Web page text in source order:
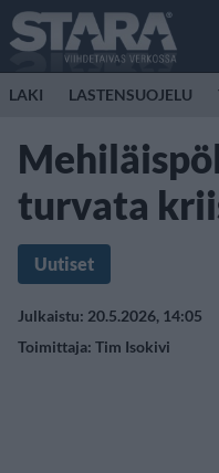
LAKI LASTENSUOJELU
turvata
Uutiset
Julkaistu: 20.5.2026, 14:05
Toimittaja: Tim Isokivi